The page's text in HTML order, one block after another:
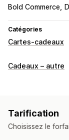
Bold Commerce
Catégories
Cartes-cadeaux
Types de cartes
Montants
E-mail
Cadeaux – autre
Tarification
Choisissez le